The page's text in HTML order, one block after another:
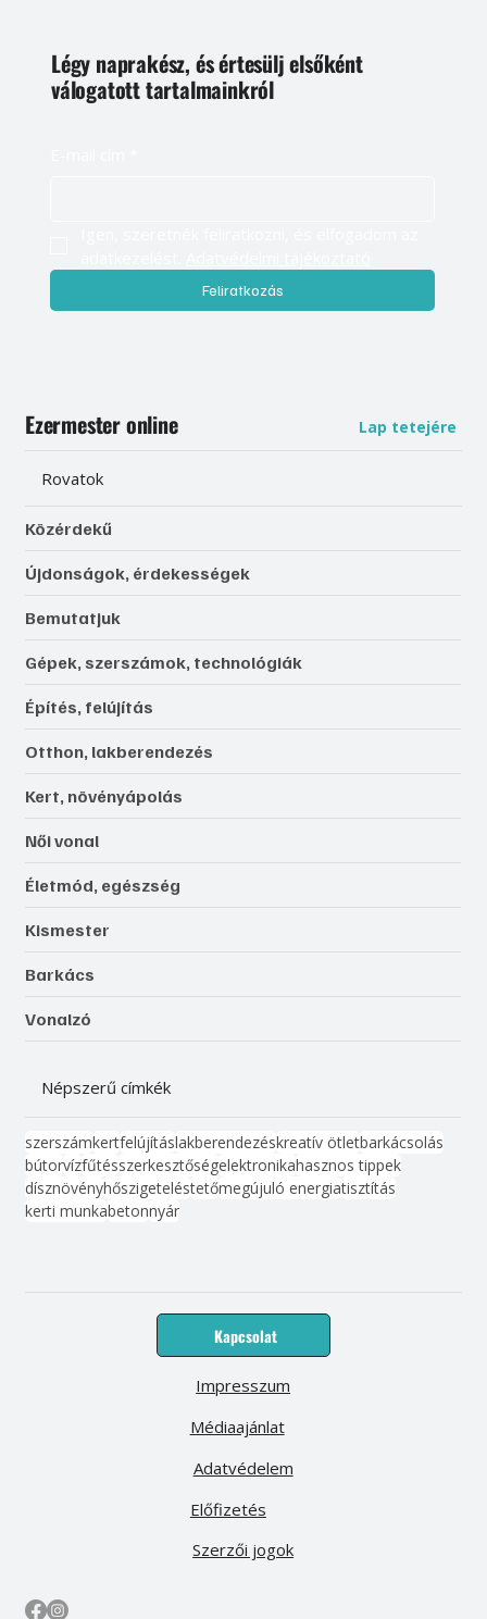
Légy naprakész, és értesülj elsőként
válogatott tartalmainkról
Feliratkozás
Ezermester online Lap tetejére
Rovatok
Közérdekű
Újdonságok, érdekességek
Bemutatjuk
Gépek, szerszámok, technológiák
Építés, felújítás
Otthon, lakberendezés
Kert, növényápolás
Női vonal
Életmód, egészség
Kismester
Barkács
Vonalzó
Népszerű címkék
szerszámkertfelújításlakberendezéskreatív ötletbarkácsolás
bútorvízfűtésszerkesztőségelektronikahasznos tippek
dísznövényhőszigeteléstetőmegújuló energiatisztítás
kerti munkabetonnyár
Kapcsolat
Médiaajánlat
Előfizetés
Impresszum
Adatvédelem
Szerzői jogok